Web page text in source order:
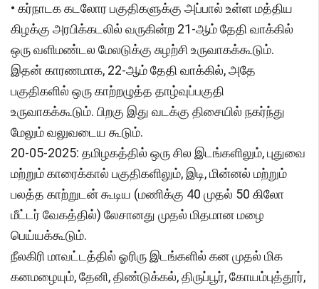
• கர்நாடக கடலோர பகுதிகளுக்கு அப்பால் உள்ள மத்திய
கிழக்கு அரபிக்கடலில் வருகின்ற 21-ஆம் தேதி வாக்கில்
ஒரு வளிமண்டல மேலடுக்கு சுழற்சி உருவாகக்கூடும்.
இதன் காரணமாக, 22-ஆம் தேதி வாக்கில், அதே
பகுதிகளில் ஒரு காற்றழுத்த தாழ்வுப்பகுதி
உருவாகக்கூடும். பிறகு இது வடக்கு திசையில் நகர்ந்து
மேலும் வலுவடைய கூடும்.
20-05-2025: தமிழகத்தில் ஒரு சில இடங்களிலும், புதுவை
மற்றும் காரைக்கால் பகுதிகளிலும், இடி, மின்னல் மற்றும்
பலத்த காற்றுடன் கூடிய (மணிக்கு 40 முதல் 50 கிலோ
மீட்டர் வேகத்தில்) லேசானது முதல் மிதமான மழை
பெய்யக்கூடும்.
நீலகிரி மாவட்டத்தில் ஓரிரு இடங்களில் கன முதல் மிக
கனமழையும், தேனி, திண்டுக்கல், திருப்பூர், கோயம்புத்தூர்,